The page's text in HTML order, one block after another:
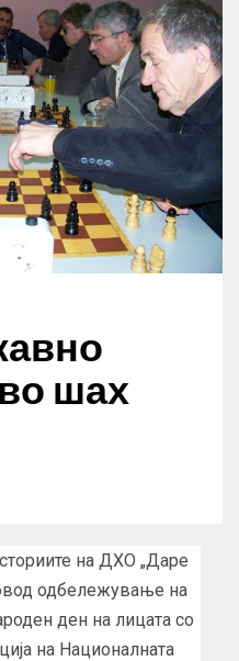
шах
на ДХО „Даре
одбележување на
ден на лицата со
на Националната